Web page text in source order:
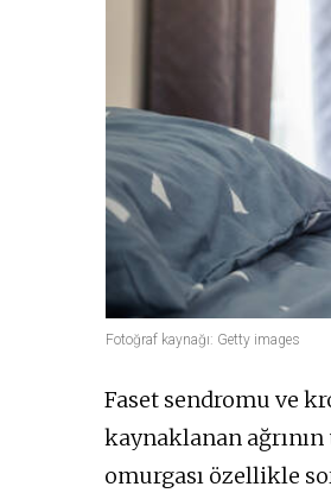
Fotoğraf kaynağı: Getty images
Faset sendromu ve
kaynaklanan
omurgası özellikle